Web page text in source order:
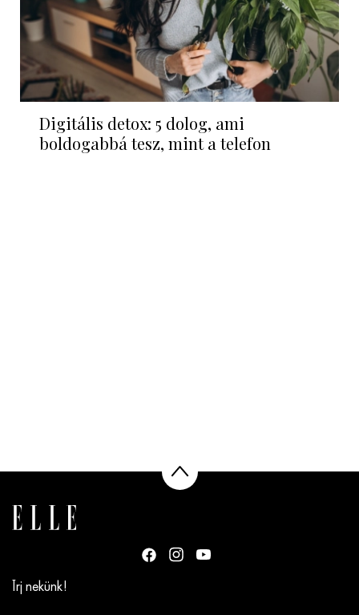
Digitális detox: 5 dolog, ami
boldogabbá tesz, mint a telefon
Írj nekünk!